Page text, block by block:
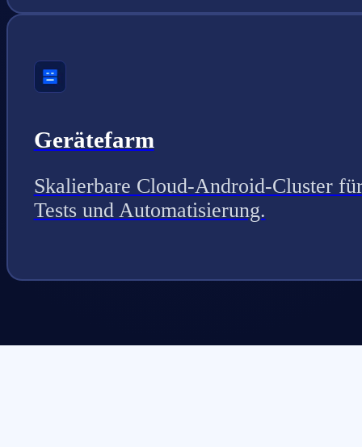
Gerätefarm
Skalierbare Cloud-Android-Cluster
Tests und Automatisierung.